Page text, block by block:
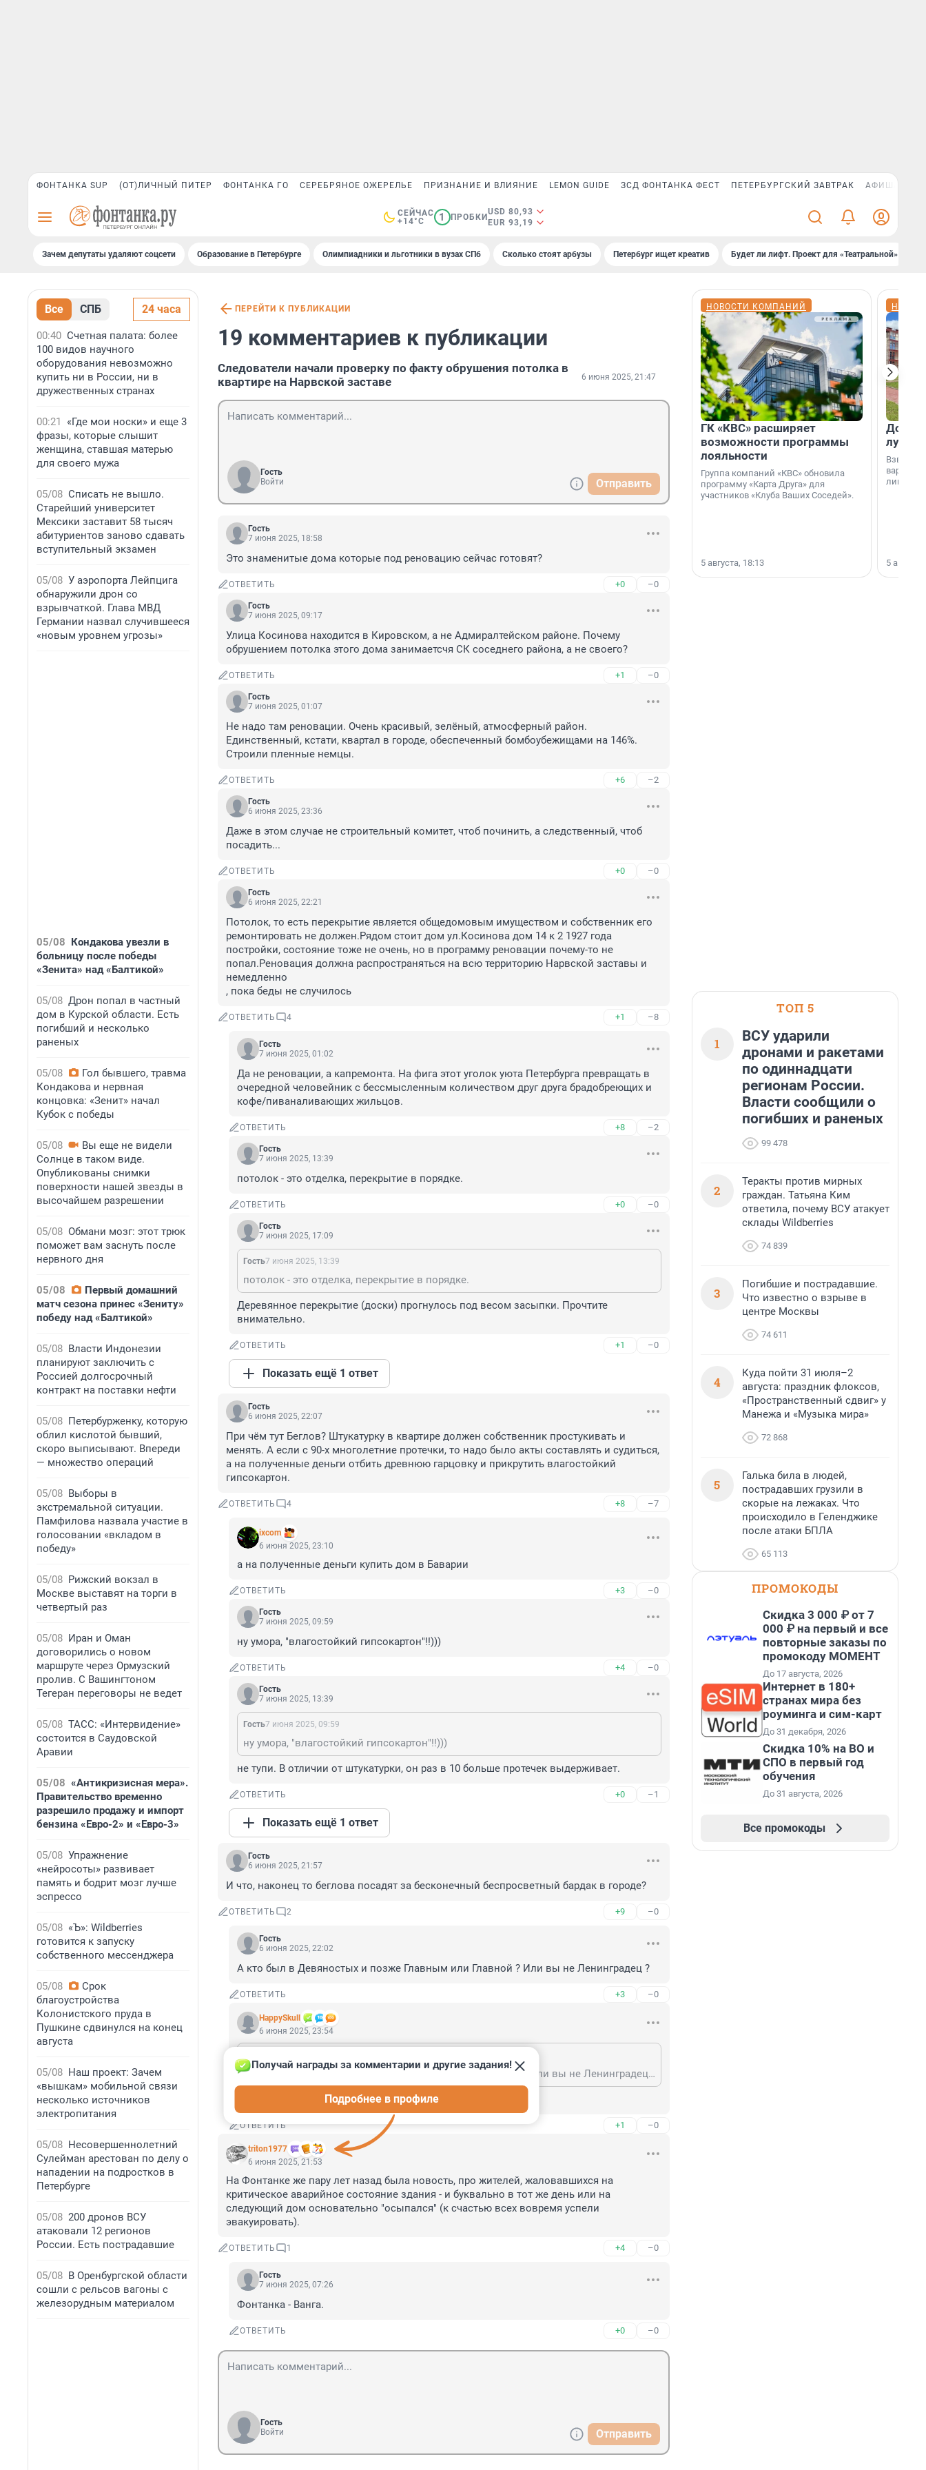
ФОНТАНКА SUP (ОТ)ЛИЧНЫЙ ПИТЕР ФОНТАНКА ГО СЕРЕБРЯНОЕ ОЖЕРЕЛЬЕ ПРИЗНАНИЕ И ВЛИЯНИЕ LEMON GUIDE ЗСД ФОНТАНКА ФЕСТ ПЕТЕРБУРГСКИЙ ЗАВТРАК АФИША PLUS
СЕЙЧАС
+14°C
1 ПРОБКИ
USD 80,93
EUR 93,19
Зачем депутаты удаляют соцсети Образование в Петербурге Олимпиадники и льготники в вузах СПб Сколько стоят арбузы Петербург ищет креатив Будет ли лифт. Проект для «Театральной»
Все СПБ 24 часа
00:40 Счетная палата: более
100 видов научного
оборудования невозможно
купить ни в России, ни в
дружественных странах
00:21
«Где мои носки» и еще 3
фразы, которые слышит
женщина, ставшая матерью
для своего мужа
05/08 Списать не вышло.
Старейший университет
Мексики заставит 58 тысяч
абитуриентов заново сдавать
вступительный экзамен
05/08 У аэропорта Лейпцига
обнаружили дрон со
взрывчаткой. Глава МВД
Германии назвал случившееся
«новым уровнем угрозы»
05/08 Кондакова увезли в
больницу после победы
«Зенита» над «Балтикой»
05/08 Дрон попал в частный
дом в Курской области. Есть
погибший и несколько
раненых
05/08
Гол бывшего, травма
Кондакова и нервная
концовка: «Зенит» начал
Кубок с победы
05/08
Вы еще не видели
Солнце в таком виде.
Опубликованы снимки
поверхности нашей звезды в
высочайшем разрешении
05/08 Обмани мозг: этот трюк
поможет вам заснуть после
нервного дня
05/08
Первый домашний
матч сезона принес «Зениту»
победу над «Балтикой»
05/08 Власти Индонезии
планируют заключить с
Россией долгосрочный
контракт на поставки нефти
05/08 Петербурженку, которую
облил кислотой бывший,
скоро выписывают. Впереди
— множество операций
05/08 Выборы в
экстремальной ситуации.
Памфилова назвала участие в
голосовании «вкладом в
победу»
05/08 Рижский вокзал в
Москве выставят на торги в
четвертый раз
05/08 Иран и Оман
договорились о новом
маршруте через Ормузский
пролив. С Вашингтоном
Тегеран переговоры не ведет
05/08 ТАСС: «Интервидение»
состоится в Саудовской
Аравии
05/08 «Антикризисная мера».
Правительство временно
разрешило продажу и импорт
бензина «Евро-2» и «Евро-3»
05/08 Упражнение
«нейросоты» развивает
память и бодрит мозг лучше
эспрессо
05/08 «Ъ»: Wildberries
готовится к запуску
собственного мессенджера
05/08
Срок
благоустройства
Колонистского пруда в
Пушкине сдвинулся на конец
августа
05/08 Наш проект: Зачем
«вышкам» мобильной связи
несколько источников
электропитания
05/08 Несовершеннолетний
Сулейман арестован по делу о
нападении на подростков в
Петербурге
05/08 200 дронов ВСУ
атаковали 12 регионов
России. Есть пострадавшие
05/08 В Оренбургской области
сошли с рельсов вагоны с
железорудным материалом
ПЕРЕЙТИ К ПУБЛИКАЦИИ
19 комментариев к публикации
Следователи начали проверку по факту обрушения потолка в
квартире на Нарвской заставе
6 июня 2025, 21:47
Гость
Войти
Отправить
Гость
7 июня 2025, 18:58
Это знаменитые дома которые под реновацию сейчас готовят?
ОТВЕТИТЬ +0 –0
Гость
7 июня 2025, 09:17
Улица Косинова находится в Кировском, а не Адмиралтейском районе. Почему
обрушением потолка этого дома занимаетсчя СК соседнего района, а не своего?
ОТВЕТИТЬ +1 –0
Гость
7 июня 2025, 01:07
Не надо там реновации. Очень красивый, зелёный, атмосферный район.
Единственный, кстати, квартал в городе, обеспеченный бомбоубежищами на 146%.
Строили пленные немцы.
ОТВЕТИТЬ +6 –2
Гость
6 июня 2025, 23:36
Даже в этом случае не строительный комитет, чтоб починить, а следственный, чтоб
посадить...
ОТВЕТИТЬ +0 –0
Гость
6 июня 2025, 22:21
Потолок, то есть перекрытие является общедомовым имуществом и собственник его
ремонтировать не должен.Рядом стоит дом ул.Косинова дом 14 к 2 1927 года
постройки, состояние тоже не очень, но в программу реновации почему-то не
попал.Реновация должна распространяться на всю территорию Нарвской заставы и
немедленно
, пока беды не случилось
ОТВЕТИТЬ 4 +1 –8
Гость
7 июня 2025, 01:02
Да не реновации, а капремонта. На фига этот уголок уюта Петербурга превращать в
очередной человейник с бессмысленным количеством друг друга брадобреющих и
кофе/пиваналивающих жильцов.
ОТВЕТИТЬ +8 –2
Гость
7 июня 2025, 13:39
потолок - это отделка, перекрытие в порядке.
ОТВЕТИТЬ +0 –0
Гость
7 июня 2025, 17:09
Гость7 июня 2025, 13:39
потолок - это отделка, перекрытие в порядке.
Деревянное перекрытие (доски) прогнулось под весом засыпки. Прочтите
внимательно.
ОТВЕТИТЬ +1 –0
Показать ещё 1 ответ
Гость
6 июня 2025, 22:07
При чём тут Беглов? Штукатурку в квартире должен собственник простукивать и
менять. А если с 90-х многолетние протечки, то надо было акты составлять и судиться,
а на полученные деньги отбить древнюю гарцовку и прикрутить влагостойкий
гипсокартон.
ОТВЕТИТЬ 4 +8 –7
ixcom
6 июня 2025, 23:10
а на полученные деньги купить дом в Баварии
ОТВЕТИТЬ +3 –0
Гость
7 июня 2025, 09:59
ну умора, "влагостойкий гипсокартон"!!)))
ОТВЕТИТЬ +4 –0
Гость
7 июня 2025, 13:39
Гость7 июня 2025, 09:59
ну умора, "влагостойкий гипсокартон"!!)))
не тупи. В отличии от штукатурки, он раз в 10 больше протечек выдерживает.
ОТВЕТИТЬ +0 –1
Показать ещё 1 ответ
Гость
6 июня 2025, 21:57
И что, наконец то беглова посадят за бесконечный беспросветный бардак в городе?
ОТВЕТИТЬ 2 +9 –0
Гость
6 июня 2025, 22:02
А кто был в Девяностых и позже Главным или Главной ? Или вы не Ленинградец ?
ОТВЕТИТЬ +3 –0
HappySkull
6 июня 2025, 23:54
А кто был в Девяностых и позже Главным или Главной ? Или вы не Ленинградец ?
Гость, Много, кто был и Гриша Романов и Саша Меншиков)
ОТВЕТИТЬ +1 –0
triton1977
Получай награды за комментарии и другие задания!
Подробнее в профиле
6 июня 2025, 21:53
На Фонтанке же пару лет назад была новость, про жителей, жаловавшихся на
критическое аварийное состояние здания - и буквально в тот же день или на
следующий дом основательно "осыпался" (к счастью всех вовремя успели
эвакуировать).
ОТВЕТИТЬ 1 +4 –0
Гость
7 июня 2025, 07:26
Фонтанка - Ванга.
ОТВЕТИТЬ +0 –0
Гость
Войти
Отправить
НОВОСТИ КОМПАНИЙ
ГК «КВС» расширяет
возможности программы
лояльности
Группа компаний «КВС» обновила
программу «Карта Друга» для
участников «Клуба Ваших Соседей».
5 августа, 18:13
Дом
лучше
лишнего
5
ТОП 5
1
ВСУ ударили
дронами и ракетами
по одиннадцати
регионам России.
Власти сообщили о
погибших и раненых
99 478
2
Теракты против мирных
граждан. Татьяна Ким
ответила, почему ВСУ атакует
склады Wildberries
74 839
3
Погибшие и пострадавшие.
Что известно о взрыве в
центре Москвы
74 611
4
Куда пойти 31 июля–2
августа: праздник флоксов,
«Пространственный сдвиг» у
Манежа и «Музыка мира»
72 868
5
Галька била в людей,
пострадавших грузили в
скорые на лежаках. Что
происходило в Геленджике
после атаки БПЛА
65 113
ПРОМОКОДЫ
Скидка 3 000 ₽ от 7
000 ₽ на первый и все
повторные заказы по
промокоду МОМЕНТ
До 17 августа, 2026
Интернет в 180+
странах мира без
роуминга и сим-карт
До 31 декабря, 2026
Скидка 10% на ВО и
СПО в первый год
обучения
До 31 августа, 2026
Все промокоды